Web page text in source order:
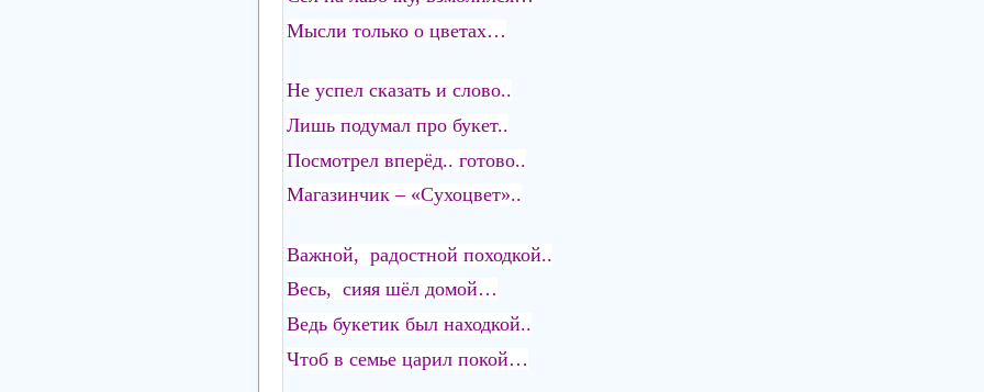
Мысли только о цветах…
Не успел сказать и слово..
Лишь подумал про букет..
Посмотрел вперёд.. готово..
Магазинчик – «Сухоцвет»..
Важной, радостной походкой..
Весь, сияя шёл домой…
Ведь букетик был находкой..
Чтоб в семье царил покой…